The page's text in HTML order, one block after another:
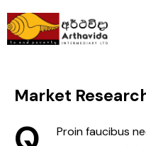
Market
Proin faucibus